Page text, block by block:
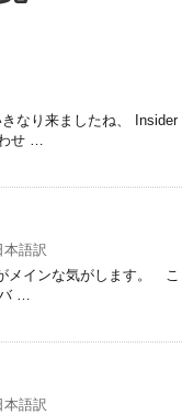
なり来ましたね、 Insider
せ …
本語訳
メインな気がします。 こ
バ …
本語訳